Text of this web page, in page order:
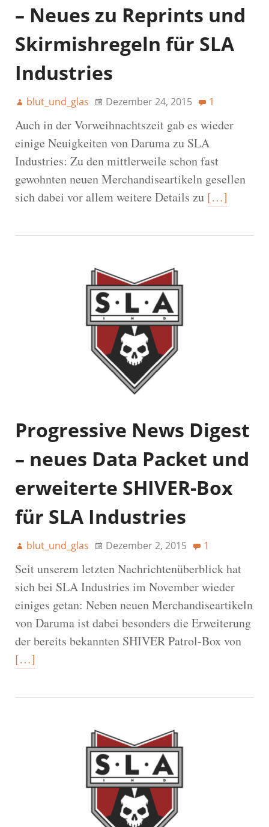
– Neues zu Reprints und
Skirmishregeln für SLA
Industries
blut_und_glas Dezember 24, 2015 1
Auch in der Vorweihnachtszeit gab es wieder
einige Neuigkeiten von Daruma zu SLA
Industries: Zu den mittlerweile schon fast
gewohnten neuen Merchandiseartikeln gesellen
sich dabei vor allem weitere Details zu […]
Progressive News Digest
– neues Data Packet und
erweiterte SHIVER-Box
für SLA Industries
blut_und_glas Dezember 2, 2015 1
Seit unserem letzten Nachrichtenüberblick hat
sich bei SLA Industries im November wieder
einiges getan: Neben neuen Merchandiseartikeln
von Daruma ist dabei besonders die Erweiterung
der bereits bekannten SHIVER Patrol-Box von
[…]